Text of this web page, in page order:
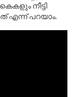
നീട്ടി
എന്ന് പറയാം.